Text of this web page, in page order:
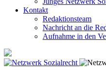
Kontakt
Redaktionsteam
Nachricht an die
Aufnahme in den